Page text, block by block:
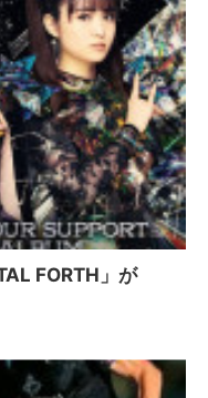
FORTH」が